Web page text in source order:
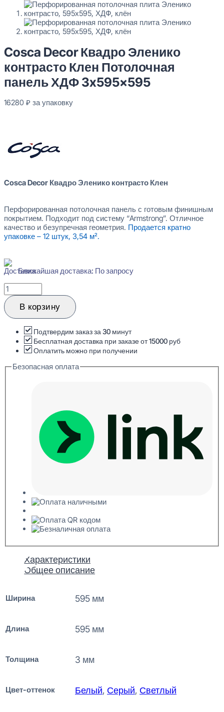
Cosca Decor Квадро Эленико
контрасто Клен Потолочная
панель ХДФ 3x595x595
16280 ₽ за упаковку
Cosca Decor Квадро Эленико контрасто Клен
Перфорированная потолочная панель с готовым финишным
покрытием. Подходит под систему “Armstrong”. Отличное
качество и безупречная геометрия. Продается кратно
упаковке – 12 штук, 3,54 м².
Ближайшая доставка: По запросу
Количество
товара
Cosca
Decor
Эленико
контрасто
Клен
панель
В корзину
Подтвердим заказ за 30 минут
Бесплатная доставка при заказе от 15000 руб
Оплатить можно при получении
Безопасная оплата
Характеристики
Общее описание
Ширина 595 мм
Длина 595 мм
Толщина 3 мм
Цвет-оттенок Белый, Серый, Светлый